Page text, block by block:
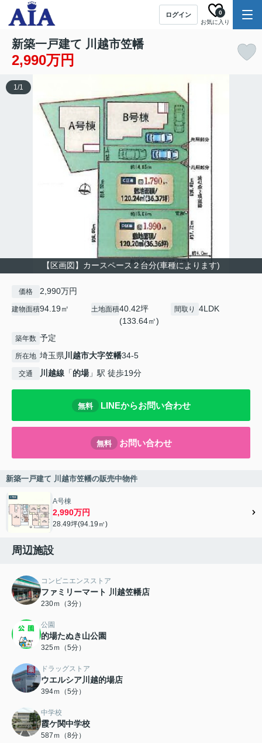
ログイン
お気に入り
0
新築一戸建て 川越市笠幡
2,990万円
【区画図】カースペース２台分(車種によります)
1/1
価格 2,990万円
建物面積94.19㎡ 土地面積40.42坪
(133.64㎡)
間取り 4LDK
築年数 予定
所在地 埼玉県川越市大字笠幡34-5
交通 川越線 「的場」駅 徒歩19分
無料 LINEからお問い合わせ
無料 お問い合わせ
新築一戸建て 川越市笠幡の販売中物件
A号棟
2,990万円
28.49坪(94.19㎡)
周辺施設
コンビニエンスストア
ファミリーマート 川越笠幡店
230ｍ（3分）
公園
的場たぬき山公園
325ｍ（5分）
ドラッグストア
ウエルシア川越的場店
394ｍ（5分）
中学校
霞ケ関中学校
587ｍ（8分）